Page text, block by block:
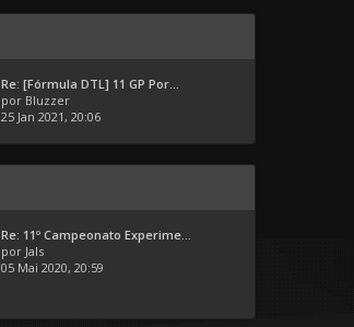
Re: [Fórmula DTL] 11 GP Por...
por Bluzzer
25 Jan 2021, 20:06
Re: 11º Campeonato Experime...
por Jals
05 Mai 2020, 20:59